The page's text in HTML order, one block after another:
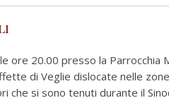
ore 20.00 presso la Parrocchia
di Veglie dislocate nelle
che si sono tenuti durante il